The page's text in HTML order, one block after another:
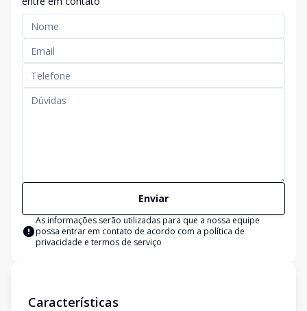
Enviar
As informações serão utilizadas para que a nossa equipe
possa entrar em contato de acordo com a política de
privacidade e termos de serviço
Características